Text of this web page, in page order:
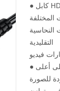
● كابل HDMI من الألياف البصرية عبارة عن اتصال آمن سهل الاستخدام لحل
المختلفة
النحاسية
التقليدية
● يوفر الفيفيبر البصري السرعة والنطاق الترددي المطلوبين للحصول على أعلى